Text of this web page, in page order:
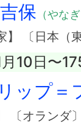
保 （やな
】 〔日本（
10日〜
ップ＝
〔オランダ〕